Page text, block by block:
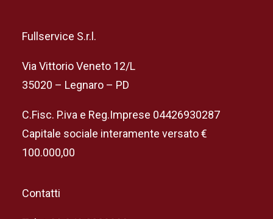
Fullservice S.r.l.
Via Vittorio Veneto 12/L
35020 – Legnaro – PD
C.Fisc. P.iva e Reg.Imprese 04426930287
Capitale sociale interamente versato €
100.000,00
Contatti